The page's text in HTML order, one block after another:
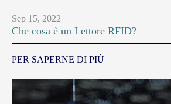
Sep 15, 2022
Che cosa è un Lettore RFID?
PER SAPERNE DI PIÙ